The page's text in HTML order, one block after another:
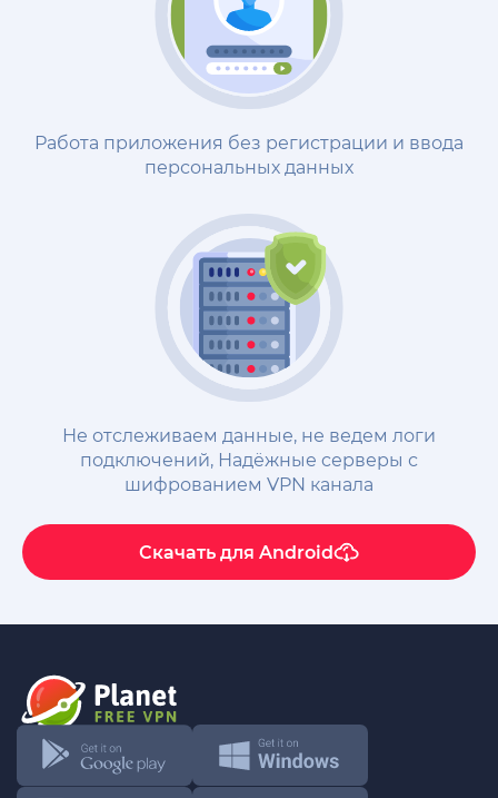
Работа приложения без регистрации и ввода
персональных данных
Не отслеживаем данные, не ведем логи
подключений, Надёжные cерверы с
шифрованием VPN канала
Скачать для Android